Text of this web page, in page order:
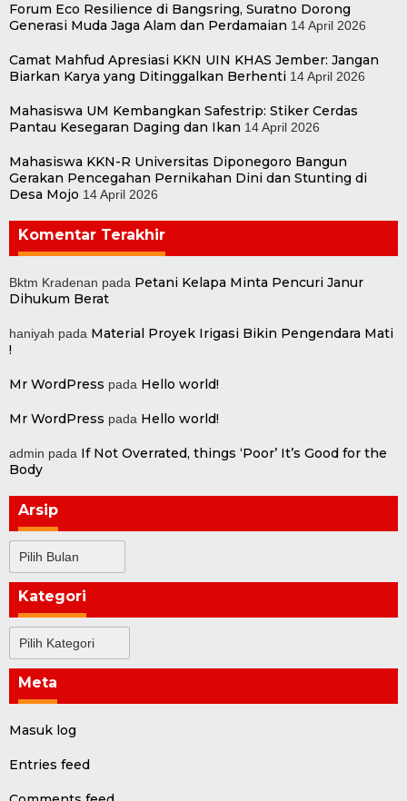
Forum Eco Resilience di Bangsring, Suratno Dorong
Generasi Muda Jaga Alam dan Perdamaian 14 April 2026
Camat Mahfud Apresiasi KKN UIN KHAS Jember: Jangan
Biarkan Karya yang Ditinggalkan Berhenti 14 April 2026
Mahasiswa UM Kembangkan Safestrip: Stiker Cerdas
Pantau Kesegaran Daging dan Ikan 14 April 2026
Mahasiswa KKN-R Universitas Diponegoro Bangun
Gerakan Pencegahan Pernikahan Dini dan Stunting di
Desa Mojo 14 April 2026
Komentar Terakhir
Bktm Kradenan pada Petani Kelapa Minta Pencuri Janur
Dihukum Berat
haniyah pada Material Proyek Irigasi Bikin Pengendara Mati
!
Mr WordPress pada Hello world!
Mr WordPress pada Hello world!
admin pada If Not Overrated, things ‘Poor’ It’s Good for the
Body
Arsip
Kategori
Meta
Masuk log
Entries feed